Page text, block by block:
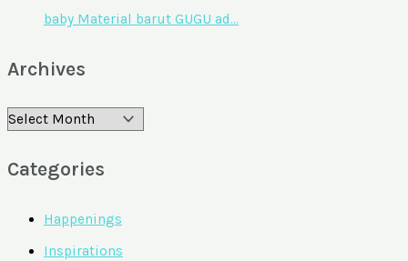
baby Material barut GUGU ad…
Archives
Categories
Happenings
Inspirations